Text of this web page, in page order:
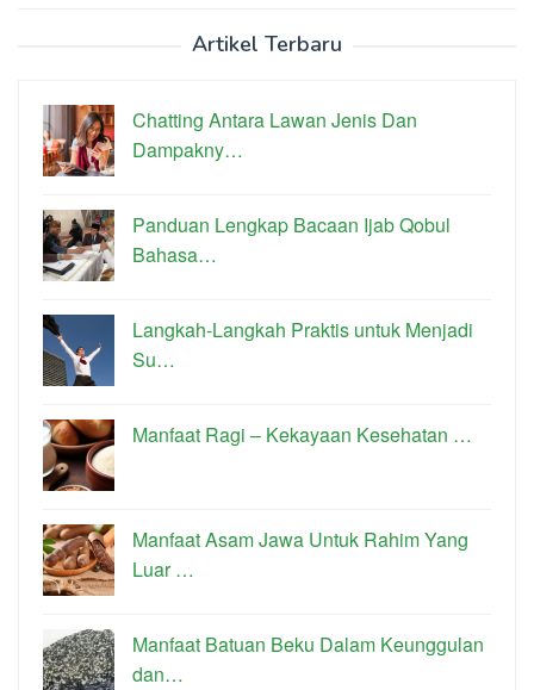
Artikel Terbaru
Chatting Antara Lawan Jenis Dan
Dampakny…
Panduan Lengkap Bacaan Ijab Qobul
Bahasa…
Langkah-Langkah Praktis untuk Menjadi
Su…
Manfaat Ragi – Kekayaan Kesehatan …
Manfaat Asam Jawa Untuk Rahim Yang
Luar …
Manfaat Batuan Beku Dalam Keunggulan
dan…